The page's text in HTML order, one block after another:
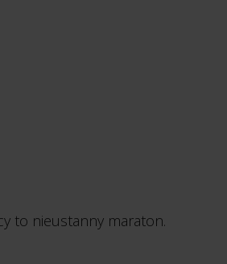
to nieustanny maraton.